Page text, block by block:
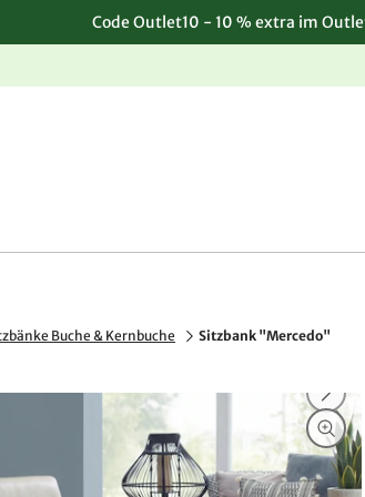
Code Outlet10 - 10 % extra im
Buche & Kernbuche Sitzbank "Mercedo"